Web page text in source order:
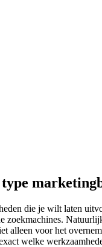
die je wilt laten
alleen voor het
welke